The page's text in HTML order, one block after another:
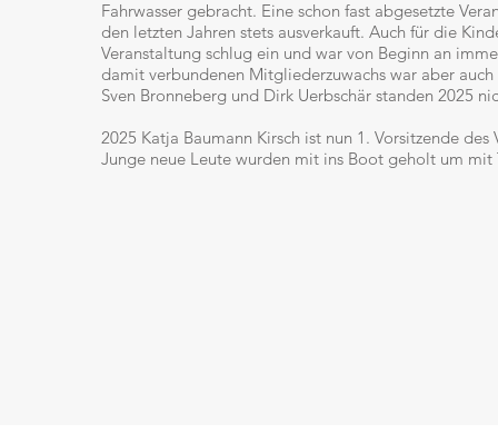
Fahrwasser gebracht. Eine schon fast abgesetzte
den letzten Jahren stets ausverkauft. Auch für die
Veranstaltung schlug ein und war von Beginn an
damit verbundenen Mitgliederzuwachs war aber
Sven Bronneberg und Dirk Uerbschär standen 2025
2025 Katja Baumann Kirsch ist nun 1. Vorsitzende
Junge neue Leute wurden mit ins Boot geholt um mit